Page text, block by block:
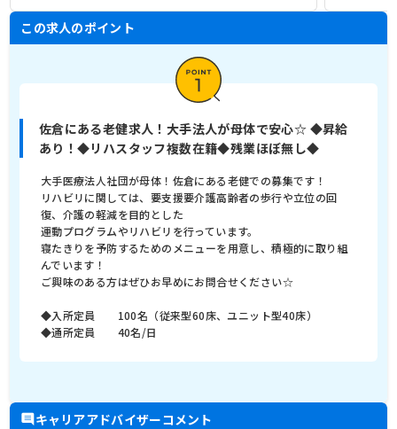
この求人のポイント
佐倉にある老健求人！大手法人が母体で安心☆ ◆昇給
あり！◆リハスタッフ複数在籍◆残業ほぼ無し◆
大手医療法人社団が母体！佐倉にある老健での募集です！
リハビリに関しては、要支援要介護高齢者の歩行や立位の回
復、介護の軽減を目的とした
運動プログラムやリハビリを行っています。
寝たきりを予防するためのメニューを用意し、積極的に取り組
んでいます！
ご興味のある方はぜひお早めにお問合せください☆
◆入所定員 100名（従来型60床、ユニット型40床）
◆通所定員 40名/日
キャリアアドバイザーコメント